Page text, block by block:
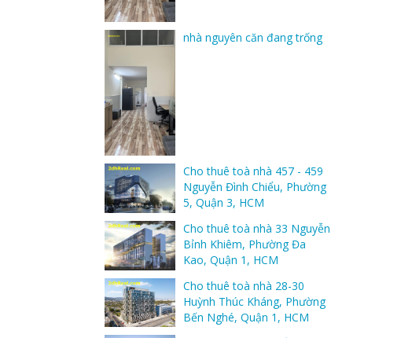
nhà nguyên căn đang trống
Cho thuê toà nhà 457 - 459
Nguyễn Đình Chiểu, Phường
5, Quận 3, HCM
Cho thuê toà nhà 33 Nguyễn
Bỉnh Khiêm, Phường Đa
Kao, Quận 1, HCM
Cho thuê toà nhà 28-30
Huỳnh Thúc Kháng, Phường
Bến Nghé, Quận 1, HCM